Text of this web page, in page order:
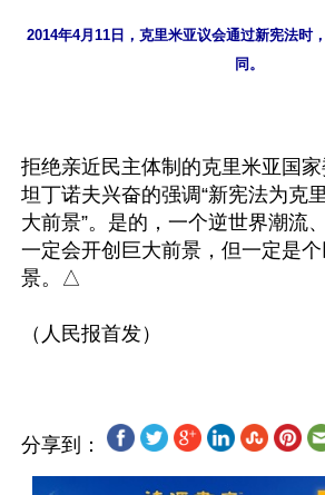
2014年4月11日，克里米亚议会通过新宪法时
同。
拒绝亲近民主体制的克里米亚国
坦丁诺夫兴奋的强调“新宪法为克
大前景”。是的，一个逆世界潮流
一定会开创巨大前景，但一定是
景。△
分享到：